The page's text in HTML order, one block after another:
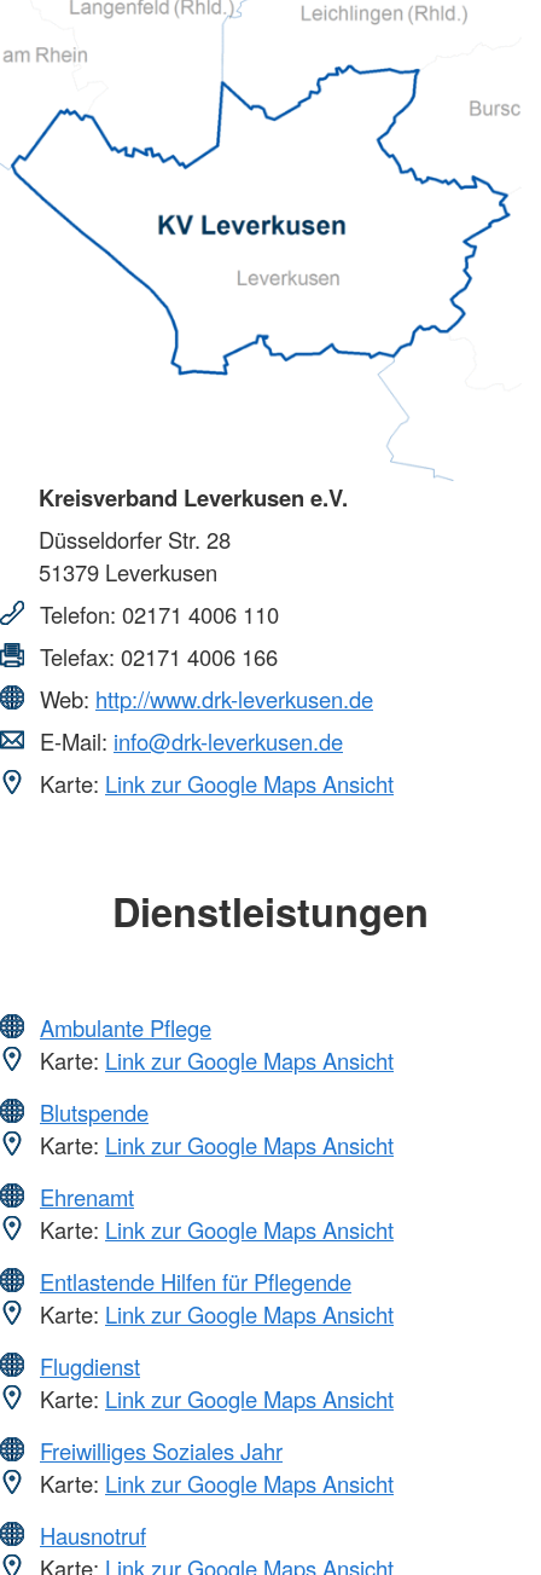
Kreisverband Leverkusen e.V.
Düsseldorfer Str. 28
51379 Leverkusen
Telefon: 02171 4006 110
Telefax: 02171 4006 166
Web: http://www.drk-leverkusen.de
E-Mail: info@drk-leverkusen.de
Karte: Link zur Google Maps Ansicht
Dienstleistungen
Ambulante Pflege
Karte: Link zur Google Maps Ansicht
Blutspende
Karte: Link zur Google Maps Ansicht
Ehrenamt
Karte: Link zur Google Maps Ansicht
Entlastende Hilfen für Pflegende
Karte: Link zur Google Maps Ansicht
Flugdienst
Karte: Link zur Google Maps Ansicht
Freiwilliges Soziales Jahr
Karte: Link zur Google Maps Ansicht
Hausnotruf
Karte: Link zur Google Maps Ansicht